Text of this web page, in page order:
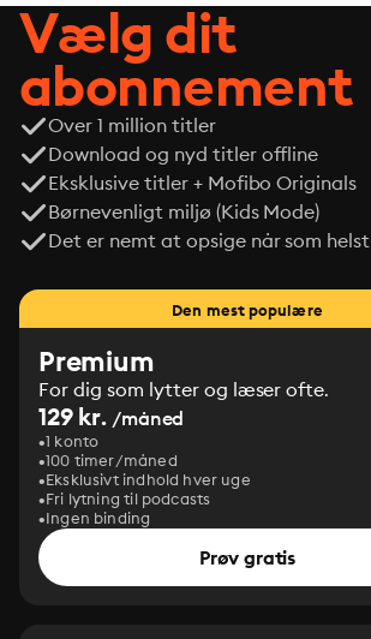
Vælg dit
abonnement
Over 1 million titler
Download og nyd titler offline
Eksklusive titler + Mofibo Originals
Børnevenligt miljø (Kids Mode)
Det er nemt at opsige når som helst
Den mest populære
Premium
For dig som lytter og læser ofte.
129 kr. /måned
1 konto
100 timer/måned
Eksklusivt indhold hver uge
Fri lytning til podcasts
Ingen binding
Prøv gratis